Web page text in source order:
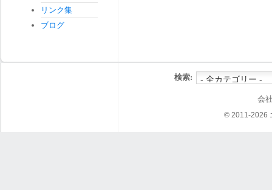
リンク集
ブログ
検索:
会
© 2011-2026